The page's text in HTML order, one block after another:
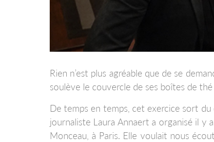
Rien n’est plus agréable que de se
soulève le couvercle de ses boîtes de
De temps en temps, cet exercice sort
journaliste Laura Annaert a organisé il y
Monceau, à Paris. Elle voulait nous